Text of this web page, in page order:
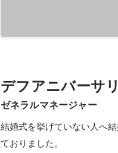
デフアニバーサ
ゼネラルマネージャー
結婚式を挙げていない人へ
ておりました。